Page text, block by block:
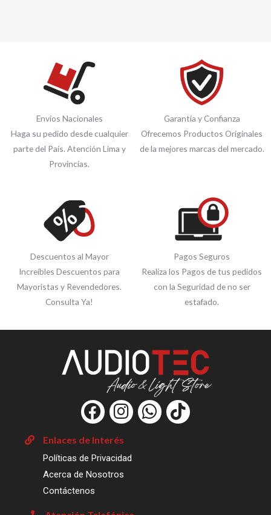
Envíos Nacionales
Haga su pedido desde cualquier
parte del País. Atención Lima y
Provincias.
Garantía y Confianza
Ofrecemos Productos Originales
de la mejores marcas del mercado.
Descuentos al Mayor
Increíbles Descuentos para
Mayoristas y Revendedores.
Consulta Ya!
Pagos Seguros
Realiza los Pagos de tus pedidos
con la Seguridad de no ser
estafado.
Enlaces de Interés
Políticas de Privacidad
Acerca de Nosotros
Contáctenos
F
a
c
e
b
o
o
I
n
s
t
a
r
W
h
T
i